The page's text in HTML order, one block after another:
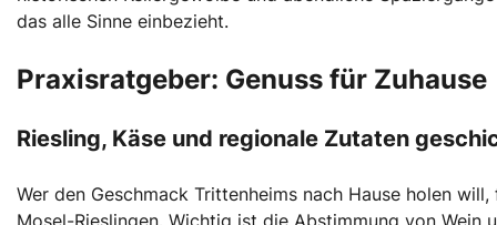
das alle Sinne einbezieht.
Praxisratgeber: Genuss für Zuhause
Riesling, Käse und regionale Zutaten
Wer den Geschmack Trittenheims nach Hause holen
Mosel-Rieslingen. Wichtig ist die Abstimmung von Wein